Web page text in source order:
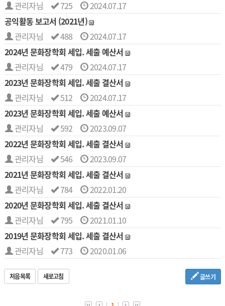
관리자님
725
2024.07.17
공익활동 보고서 (2021년)
관리자님
488
2024.07.17
2024년 문화장학회 세입. 세출 예산서
관리자님
479
2024.07.17
2023년 문화장학회 세입. 세출 결산서
관리자님
512
2024.07.17
2023년 문화장학회 세입. 세출 예산서
관리자님
592
2023.09.07
2022년 문화장학회 세입. 세출 결산서
관리자님
546
2023.09.07
2021년 문화장학회 세입. 세출 결산서
관리자님
784
2022.01.20
2020년 문화장학회 세입. 세출 결산서
관리자님
795
2021.01.10
2019년 문화장학회 세입. 세출 결산서
관리자님
773 2020.01.06
처음목록 새로고침 글쓰기